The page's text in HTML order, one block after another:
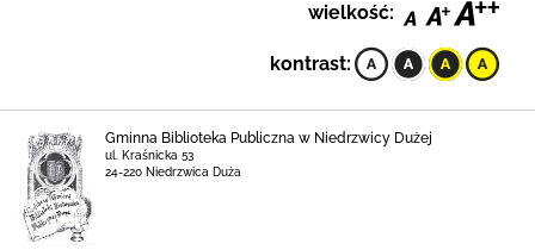
wielkość:
kontrast:
Gminna Biblioteka Publiczna w Niedrzwicy Dużej
ul. Kraśnicka 53
24-220 Niedrzwica Duża